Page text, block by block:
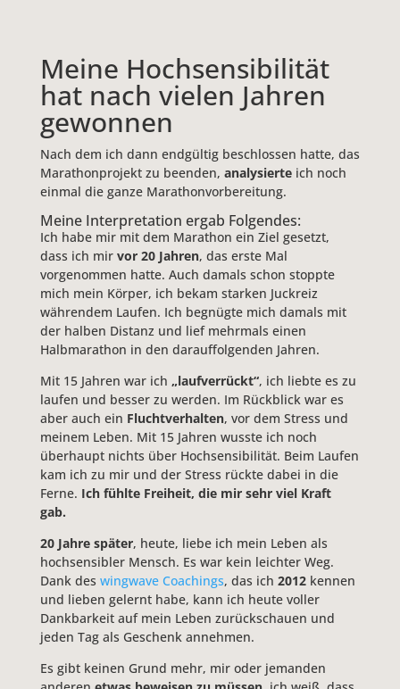
Meine Hochsensibilität
hat nach vielen Jahren
gewonnen
Nach dem ich dann endgültig beschlossen hatte, das
Marathonprojekt zu beenden, analysierteich noch
einmal die ganze Marathonvorbereitung.
Meine Interpretation ergab Folgendes:
Ich habe mir mit dem Marathon ein Ziel gesetzt,
dass ich mir vor 20 Jahren, das erste Mal
vorgenommen hatte. Auch damals schon stoppte
mich mein Körper, ich bekam starken Juckreiz
währendem Laufen. Ich begnügte mich damals mit
der halben Distanz und lief mehrmals einen
Halbmarathon in den darauffolgenden Jahren.
Mit 15 Jahren war ich „laufverrückt“, ich liebte es zu
laufen und besser zu werden. Im Rückblick war es
aber auch ein Fluchtverhalten, vor dem Stress und
meinem Leben. Mit 15 Jahren wusste ich noch
überhaupt nichts über Hochsensibilität. Beim Laufen
kam ich zu mir und der Stress rückte dabei in die
Ferne. Ich fühlte Freiheit, die mir sehr viel Kraft
gab.
20 Jahre später, heute, liebe ich mein Leben als
hochsensibler Mensch. Es war kein leichter Weg.
Dank des wingwave Coachings, das ich 2012kennen
und lieben gelernt habe, kann ich heute voller
Dankbarkeit auf mein Leben zurückschauen und
jeden Tag als Geschenk annehmen.
Es gibt keinen Grund mehr, mir oder jemanden